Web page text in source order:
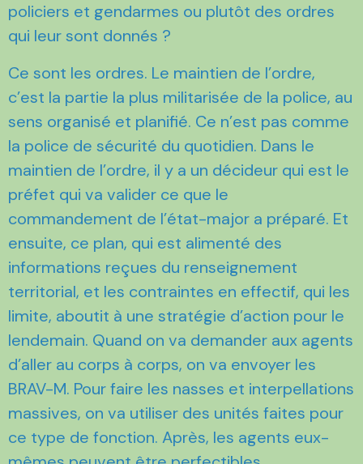
policiers et gendarmes ou plutôt des ordres
qui leur sont donnés ?
Ce sont les ordres. Le maintien de l’ordre,
c’est la partie la plus militarisée de la police, au
sens organisé et planifié. Ce n’est pas comme
la police de sécurité du quotidien. Dans le
maintien de l’ordre, il y a un décideur qui est le
préfet qui va valider ce que le
commandement de l’état-major a préparé. Et
ensuite, ce plan, qui est alimenté des
informations reçues du renseignement
territorial, et les contraintes en effectif, qui les
limite, aboutit à une stratégie d’action pour le
lendemain. Quand on va demander aux agents
d’aller au corps à corps, on va envoyer les
BRAV-M. Pour faire les nasses et interpellations
massives, on va utiliser des unités faites pour
ce type de fonction. Après, les agents eux-